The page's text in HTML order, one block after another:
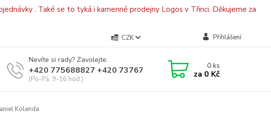
. Také se to tyká i kamenné prodejny Logos v Třinci. Děkujeme za
CZK Přihlášení
Nevíte si rady? Zavolejte.
+420 775688827 +420 737670415
(Po-Pá, 9-16 hod.)
0ks
za 0 Kč
Kolenda